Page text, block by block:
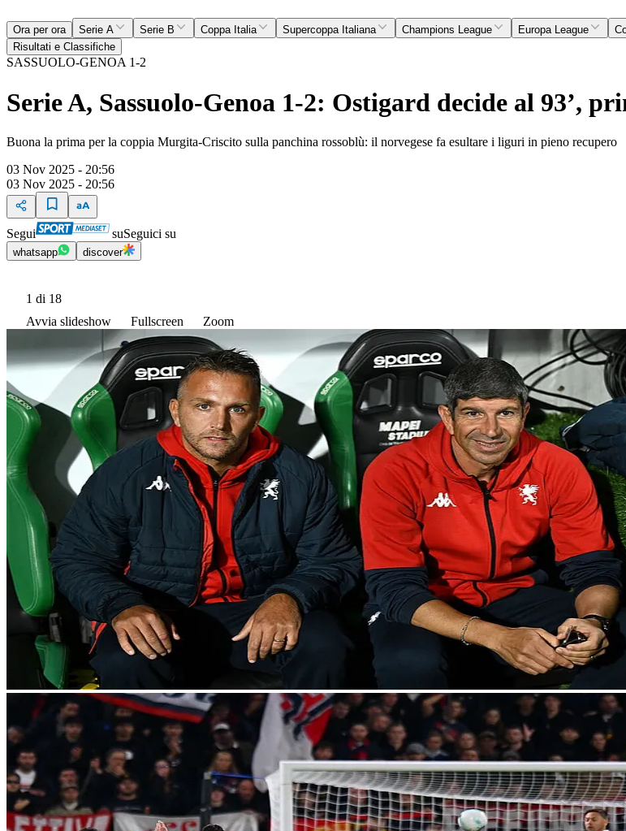
Ora per ora Serie A Serie B Coppa Italia Supercoppa Italiana Champions League Europa League
Risultati e Classifiche
SASSUOLO-GENOA 1-2
Serie A, Sassuolo-Genoa 1-2: Ostigard decide al 93’,
Buona la prima per la coppia Murgita-Criscito sulla panchina rossoblù: il norvegese fa esultare i liguri in pieno recupero
03 Nov 2025 - 20:56
03 Nov 2025 - 20:56
Segui suSeguici su
whatsapp discover
1 di 18
Avvia slideshow
Fullscreen Zoom